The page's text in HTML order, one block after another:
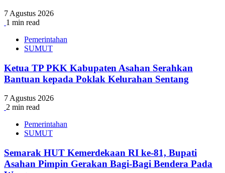
7 Agustus 2026
1 min read
Pemerintahan
SUMUT
Ketua TP PKK Kabupaten Asahan Serahkan
Bantuan kepada Poklak Kelurahan Sentang
7 Agustus 2026
2 min read
Pemerintahan
SUMUT
Semarak HUT Kemerdekaan RI ke-81, Bupati
Asahan Pimpin Gerakan Bagi-Bagi Bendera Pada